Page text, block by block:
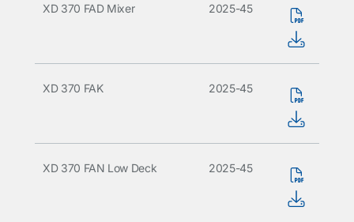
XD 370 FAD Mixer 2025-45
XD 370 FAK 2025-45
XD 370 FAN Low Deck 2025-45